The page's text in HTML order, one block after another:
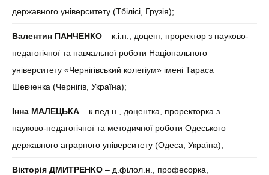
державного університету (Тбілісі, Грузія);
Валентин ПАНЧЕНКО – к.і.н., доцент, проректор з науково-
педагогічної та навчальної роботи Національного
університету «Чернігівський колегіум» імені Тараса
Шевченка (Чернігів, Україна);
Інна МАЛЕЦЬКА – к.пед.н., доцентка, проректорка з
науково-педагогічної та методичної роботи Одеського
державного аграрного університету (Одеса, Україна);
Вікторія ДМИТРЕНКО – д.філол.н., професорка,